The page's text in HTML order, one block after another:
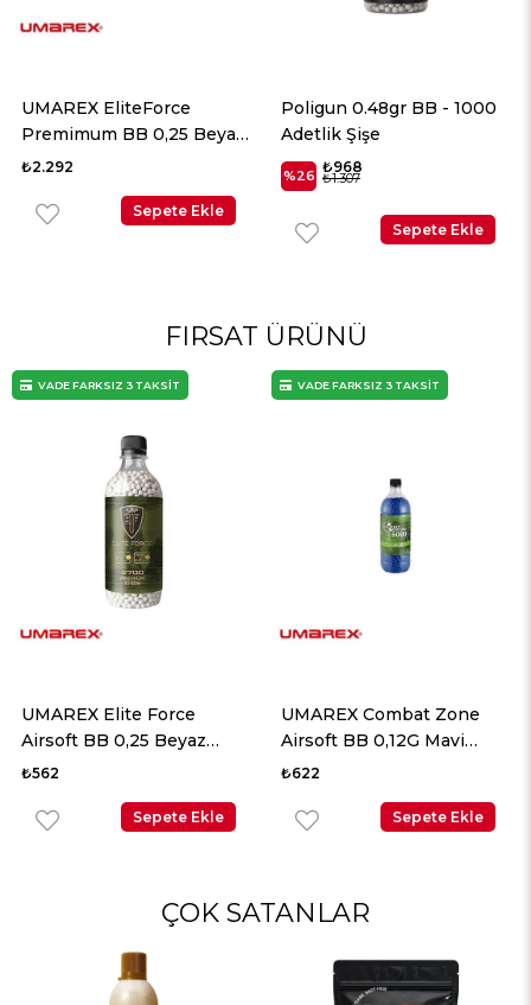
UMAREX EliteForce
Premimum BB 0,25 Beyaz
2700 Adet
₺2.292
Sepete Ekle
Poligun 0.48gr BB - 1000
Adetlik Şişe
%26 ₺968
₺1.307
Sepete Ekle
FIRSAT ÜRÜNÜ
UMAREX Elite Force
Airsoft BB 0,25 Beyaz
2700 Adet
₺562
Sepete Ekle
VADE FARKSIZ 3 TAKSİT
UMAREX Combat Zone
Airsoft BB 0,12G Mavi
5000 Adet
₺622
Sepete Ekle
VADE FARKSIZ 3 TAKSİT
ÇOK SATANLAR